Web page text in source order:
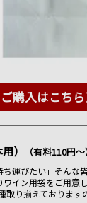
ご購入はこちら
） （有料110円～
ち運びたい」そんな
イン用袋をご用意し
取り揃えております